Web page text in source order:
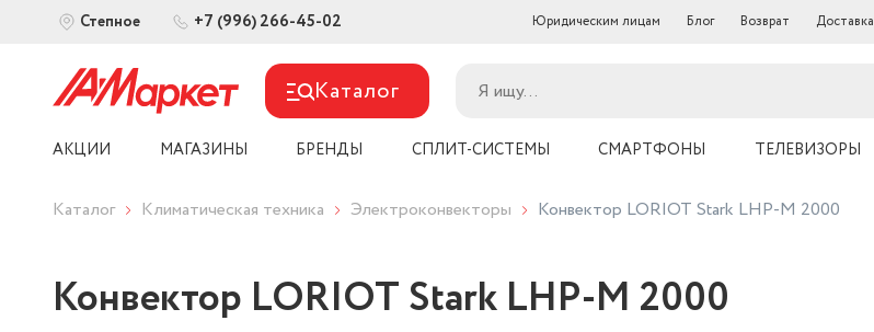
Степное +7 (996) 266-45-02 Юридическим лицам Блог Возврат Доставка
Каталог
АКЦИИ МАГАЗИНЫ БРЕНДЫ СПЛИТ-СИСТЕМЫ СМАРТФОНЫ ТЕЛЕВИЗОРЫ
Каталог Климатическая техника Электроконвекторы Конвектор LORIOT Stark LHP-M 2000
Конвектор LORIOT Stark LHP-M 2000